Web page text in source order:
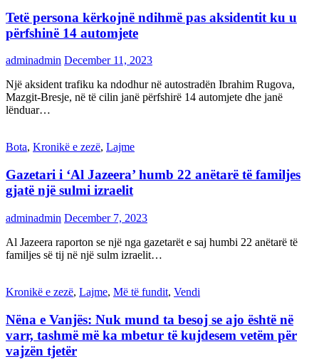
Tetë persona kërkojnë ndihmë pas aksidentit ku u
përfshinë 14 automjete
adminadmin December 11, 2023
Një aksident trafiku ka ndodhur në autostradën Ibrahim Rugova,
Mazgit-Bresje, në të cilin janë përfshirë 14 automjete dhe janë
lënduar…
Bota, Kronikë e zezë, Lajme
Gazetari i ‘Al Jazeera’ humb 22 anëtarë të familjes
gjatë një sulmi izraelit
adminadmin December 7, 2023
Al Jazeera raporton se një nga gazetarët e saj humbi 22 anëtarë të
familjes së tij në një sulm izraelit…
Kronikë e zezë, Lajme, Më të fundit, Vendi
Nëna e Vanjës: Nuk mund ta besoj se ajo është në
varr, tashmë më ka mbetur të kujdesem vetëm për
vajzën tjetër